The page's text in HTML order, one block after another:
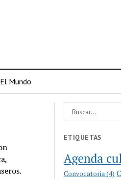
El Mundo
ETIQUETAS
Agenda
Convocatoria (4)